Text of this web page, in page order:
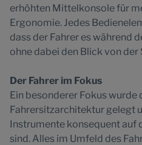
erhöhten Mittelkonsole für
Ergonomie. Jedes
dass der Fahrer es während
ohne dabei den Blick von der
Der Fahrer im Fokus
Ein besonderer Fokus wurde
Fahrersitzarchitektur gelegt
Instrumente konsequent auf
sind. Alles im Umfeld des